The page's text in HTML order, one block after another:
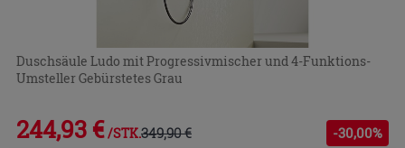
Duschsäule Ludo mit Progressivmischer und 4-Funktions-
Umsteller Gebürstetes Grau
244,93 € /STK.349,90 € -30,00%